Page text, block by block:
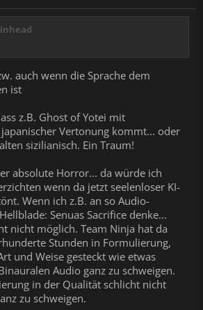
auch wenn die Sprache dem
ist
z.B. Ghost of Yotei mit
Vertonung kommt... oder
sizilianisch. Ein Traum!
absolute Horror... da würde ich
wenn da jetzt seelenloser KI-
Wenn ich z.B. an so Audio-
Senuas Sacrifice denke...
nicht möglich. Team Ninja hat da
Stunden in Formulierung,
und Weise gesteckt wie etwas
Audio ganz zu schweigen.
in der Qualität schlicht nicht
zu schweigen.